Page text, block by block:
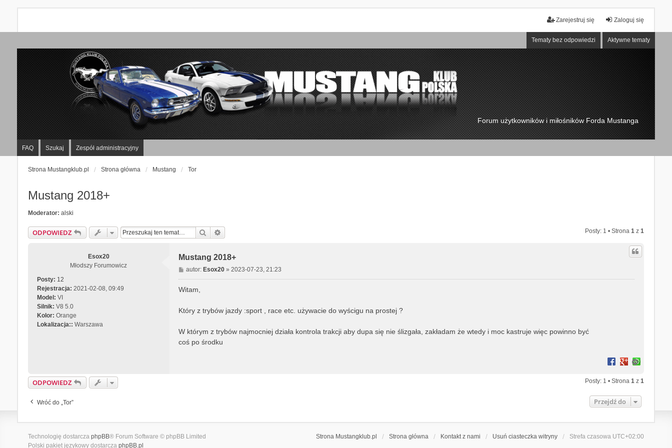
Zaloguj się
Zarejestruj się
Tematy bez odpowiedzi Aktywne tematy
Forum użytkowników i miłośników Forda Mustanga
FAQ Szukaj Zespół administracyjny
Strona Mustangklub.pl Strona główna Mustang Tor
Mustang 2018+
Moderator: alski
ODPOWIEDZ Szukaj Posty: 1 • Strona1 z1
Esox20
Młodszy Forumowicz
Posty: 12
Rejestracja: 2021-02-08, 09:49
Model: VI
Silnik: V8 5.0
Kolor: Orange
Lokalizacja:: Warszawa
Mustang 2018+
P
o
s
autor:Esox20 »2023-07-23, 21:23
Witam,
Który z trybów jazdy :sport , race etc. używacie do wyścigu na prostej ?
W którym z trybów najmocniej działa kontrola trakcji aby dupa się nie ślizgała, zakładam że wtedy i moc kastruje więc powinno być
coś po środku
N
g
ó
ODPOWIEDZ Posty: 1 • Strona1 z1
Wróć do „Tor” Przejdź do
Strona Mustangklub.pl Strona główna Kontakt z nami Usuń ciasteczka witryny Strefa czasowa UTC+02:00
Technologię dostarcza phpBB® Forum Software © phpBB Limited
Polski pakiet językowy dostarcza phpBB.pl